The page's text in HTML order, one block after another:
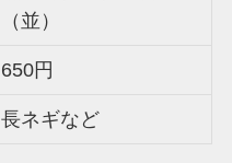
（並）
650円
長ネギなど